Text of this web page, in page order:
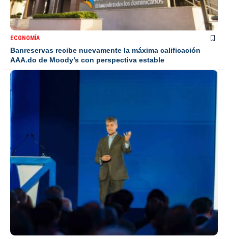
ECONOMÍA
Banreservas recibe nuevamente la máxima calificación
AAA.do de Moody’s con perspectiva estable